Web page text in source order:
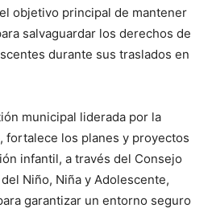
objetivo principal de mantener
salvaguardar los derechos de
durante sus traslados en
municipal liderada por la
, fortalece los planes y proyectos
infantil, a través del Consejo
Niño, Niña y Adolescente,
garantizar un entorno seguro